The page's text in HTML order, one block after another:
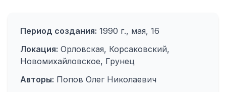
Период создания: 1990 г., мая, 16
Локация: Орловская, Корсаковский,
Новомихайловское, Грунец
Авторы: Попов Олег Николаевич